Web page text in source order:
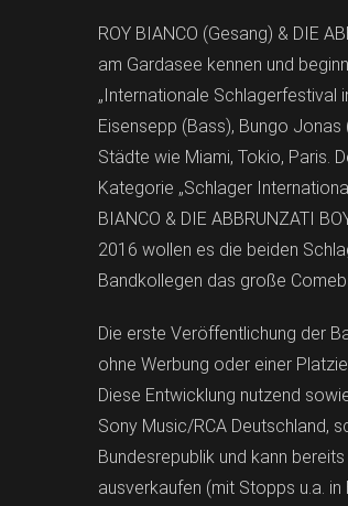
ROY BIANCO (Gesang) & DIE
am Gardasee kennen und
„Internationale Schlagerfestival
Eisensepp (Bass), Bungo
Städte wie Miami, Tokio, Paris.
Kategorie „Schlager
BIANCO & DIE ABBRUNZATI
2016 wollen es die beiden
Bandkollegen das große
Die erste Veröffentlichung der
ohne Werbung oder einer
Diese Entwicklung nutzend
Sony Music/RCA Deutschland,
Bundesrepublik und kann
ausverkaufen (mit Stopps u.a. in